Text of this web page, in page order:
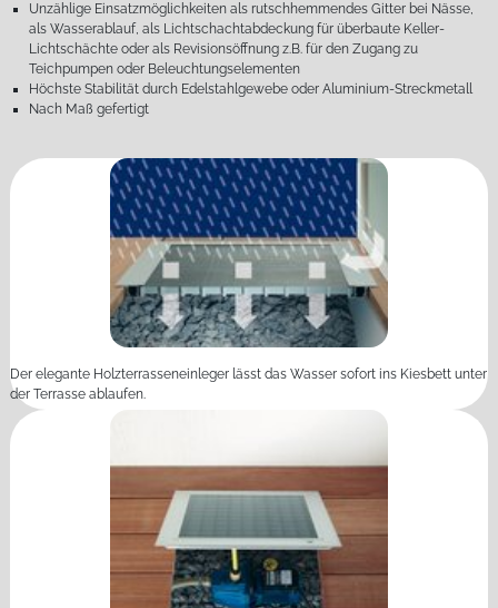
Unzählige Einsatzmöglichkeiten als rutschhemmendes Gitter bei Nässe,
als Wasserablauf, als Lichtschachtabdeckung für überbaute Keller-
Lichtschächte oder als Revisionsöffnung z.B. für den Zugang zu
Teichpumpen oder Beleuchtungselementen
Höchste Stabilität durch Edelstahlgewebe oder Aluminium-Streckmetall
Nach Maß gefertigt
Der elegante Holzterrasseneinleger lässt das Wasser sofort ins Kiesbett unter
der Terrasse ablaufen.